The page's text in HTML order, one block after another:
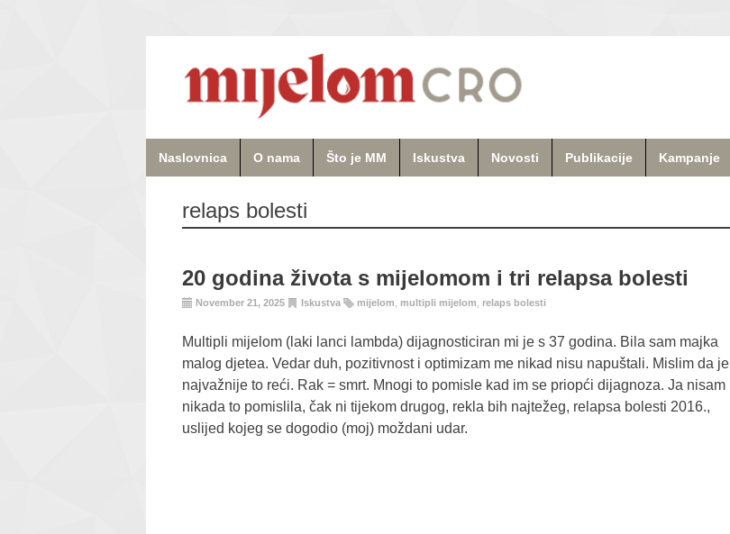
Naslovnica O nama Što je MM Iskustva Novosti Publikacije Kampanje
relaps bolesti
20 godina života s mijelomom i tri relapsa bolesti
November 21, 2025 Iskustva mijelom multipli mijelom relaps bolesti
Multipli mijelom (laki lanci lambda) dijagnosticiran mi je s 37 godina. Bila sam majka
malog djetea. Vedar duh, pozitivnost i optimizam me nikad nisu napuštali. Mislim da je
najvažnije to reći. Rak = smrt. Mnogi to pomisle kad im se priopći dijagnoza. Ja nisam
nikada to pomislila, čak ni tijekom drugog, rekla bih najtežeg, relapsa bolesti 2016.,
uslijed kojeg se dogodio (moj) moždani udar.